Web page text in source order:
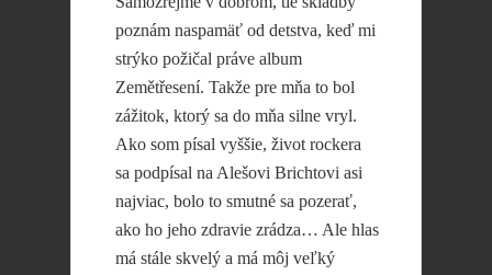
poznám naspamäť od detstva, keď mi
strýko požičal práve album
Zemětřesení. Takže pre mňa to bol
zážitok, ktorý sa do mňa silne vryl.
Ako som písal vyššie, život rockera
sa podpísal na Alešovi Brichtovi asi
najviac, bolo to smutné sa pozerať,
ako ho jeho zdravie zrádza… Ale hlas
má stále skvelý a má môj veľký